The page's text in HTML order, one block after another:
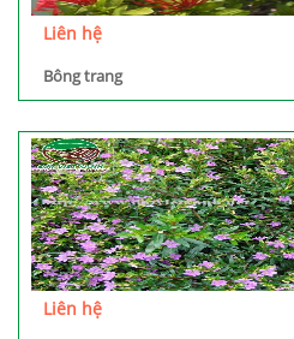
Liên hệ
Bông trang
Liên hệ